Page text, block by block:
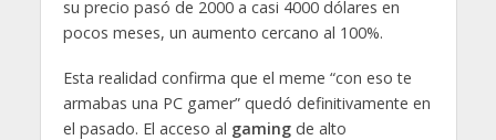
su precio pasó de 2000 a casi 4000 dólares en
pocos meses, un aumento cercano al 100%.
Esta realidad confirma que el meme “con eso te
armabas una PC gamer” quedó definitivamente en
el pasado. El acceso al gamingde alto